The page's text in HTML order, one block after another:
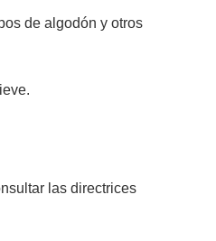
de algodón y otros
las directrices